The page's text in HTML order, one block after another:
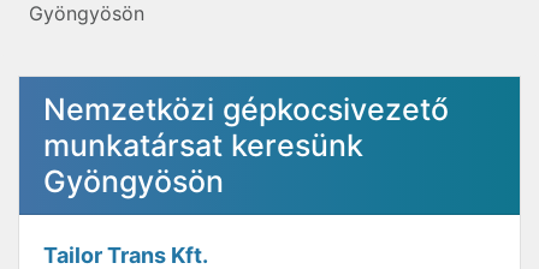
Gyöngyösön
Nemzetközi gépkocsivezető
munkatársat keresünk
Gyöngyösön
Tailor Trans Kft.